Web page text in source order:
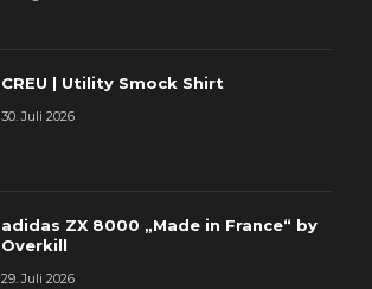
CREU | Utility Smock Shirt
30. Juli 2026
adidas ZX 8000 „Made in France“ by
Overkill
29. Juli 2026